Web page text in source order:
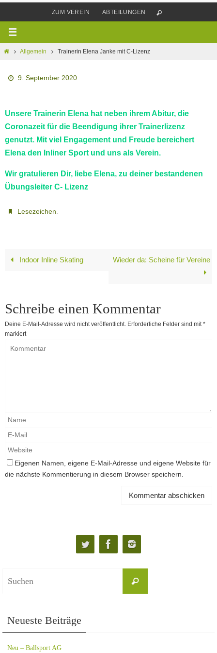
ZUM VEREIN ABTEILUNGEN
Allgemein Trainerin Elena Janke mit C-Lizenz
9. September 2020
Unsere Trainerin Elena hat neben ihrem Abitur, die
Coronazeit für die Beendigung ihrer Trainerlizenz
genutzt. Mit viel Engagement und Freude bereichert
Elena den Inliner Sport und uns als Verein.
Wir gratulieren Dir, liebe Elena, zu deiner bestandenen
Übungsleiter C- Lizenz
Lesezeichen.
Indoor Inline Skating Wieder da: Scheine für Vereine
Schreibe einen Kommentar
Deine E-Mail-Adresse wird nicht veröffentlicht. Erforderliche Felder sind mit*
markiert
Eigenen Namen, eigene E-Mail-Adresse und eigene Website für
die nächste Kommentierung in diesem Browser speichern.
Neueste Beiträge
Neu – Ballsport AG